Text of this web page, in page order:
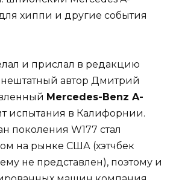
и прислал в редакцию
автор Дмитрий
Mercedes-Benz A-
испытания в Калифорнии.
поколения W177 стал
на рынке США (хэтчбек
не представлен), поэтому и